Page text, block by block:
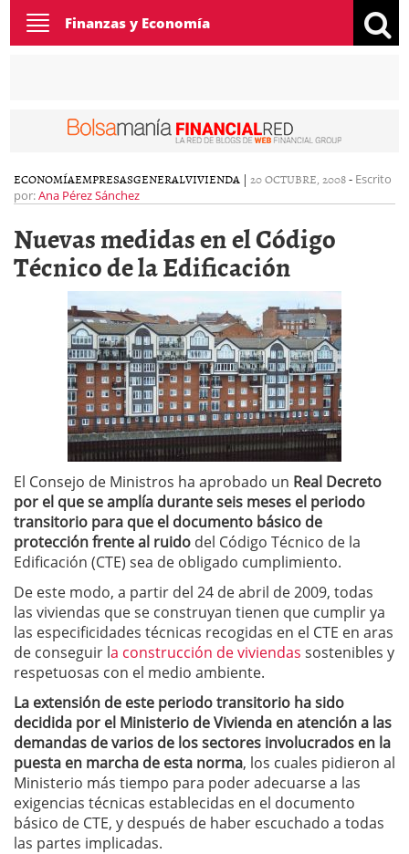
Toggle
navigation
Finanzas y Economía
ECONOMÍAEMPRESASGENERALVIVIENDA | 20 OCTUBRE, 2008- Escrito
por:Ana Pérez Sánchez
Nuevas medidas en el Código
Técnico de la Edificación
El Consejo de Ministros ha aprobado un Real Decreto
por el que se amplía durante seis meses el periodo
transitorio para que el documento básico de
protección frente al ruido del Código Técnico de la
Edificación (CTE) sea de obligado cumplimiento.
De este modo, a partir del 24 de abril de 2009, todas
las viviendas que se construyan tienen que cumplir ya
las especificidades técnicas recogidas en el CTE en aras
de conseguir la construcción de viviendas sostenibles y
respetuosas con el medio ambiente.
La extensión de este periodo transitorio ha sido
decidida por el Ministerio de Vivienda en atención a las
demandas de varios de los sectores involucrados en la
puesta en marcha de esta norma, los cuales pidieron al
Ministerio más tiempo para poder adecuarse a las
exigencias técnicas establecidas en el documento
básico de CTE, y después de haber escuchado a todas
las partes implicadas.